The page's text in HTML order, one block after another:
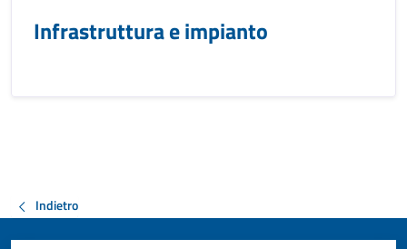
Infrastruttura e impianto
Indietro